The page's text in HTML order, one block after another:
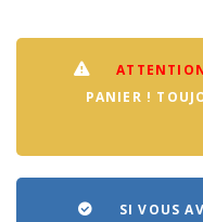
PANIER !
SI VOUS